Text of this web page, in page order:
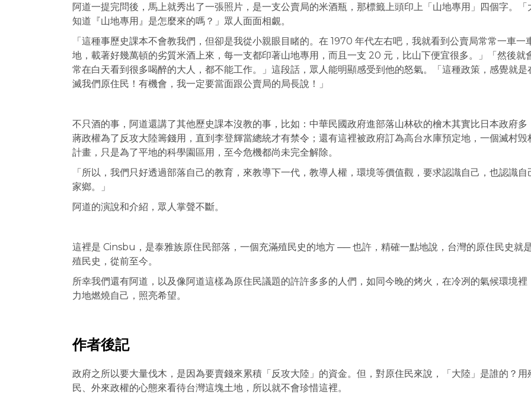
阿道一提完問後，馬上就秀出了一張照片，是一支公賣局的米酒瓶，那標籤上頭印上「山地專用」四個字。「
知道『山地專用』是怎麼來的嗎？」眾人面面相覷。
「這種事歷史課本不會教我們，但卻是我從小親眼目睹的。在 1970 年代左右吧，我就看到公賣局常常一車一
地，載著好幾萬頓的劣質米酒上來，每一支都印著山地專用，而且一支 20 元，比山下便宜很多。」「然後就
常在白天看到很多喝醉的大人，都不能工作。」這段話，眾人能明顯感受到他的怒氣。「這種政策，感覺就是
滅我們原住民！有機會，我一定要當面跟公賣局的局長說！」
不只酒的事，阿道還講了其他歷史課本沒教的事，比如：中華民國政府進部落山林砍的檜木其實比日本政府多
蔣政權為了反攻大陸籌錢用，直到李登輝當總統才有禁令；還有這裡被政府訂為高台水庫預定地，一個滅村毁
計畫，只是為了平地的科學園區用，至今危機都尚未完全解除。
「所以，我們只好透過部落自己的教育，來教導下一代，教導人權，環境等價值觀，要求認識自己，也認識自
家鄉。」
阿道的演說和介紹，眾人掌聲不斷。
這裡是 Cinsbu，是泰雅族原住民部落，一個充滿殖民史的地方 ── 也許，精確一點地說，台灣的原住民史就
殖民史，從前至今。
所幸我們還有阿道，以及像阿道這樣為原住民議題的許許多多的人們，如同今晚的烤火，在冷冽的氣候環境裡
力地燃燒自己，照亮希望。
作者後記
政府之所以要大量伐木，是因為要賣錢來累積「反攻大陸」的資金。 但，對原住民來說，「大陸」是誰的？ 用
民、外來政權的心態來看待台灣這塊土地，所以就不會珍惜這裡。